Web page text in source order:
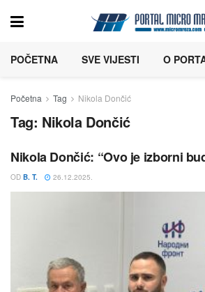
POČETNA SVE VIJESTI O
Početna Tag Nikola Dončić
Tag: Nikola Dončić
Nikola Dončić: “Ovo je izborni
OD B. T. 26.12.2025.